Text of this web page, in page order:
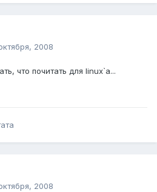
2008
что почитать для linux`а...
2008